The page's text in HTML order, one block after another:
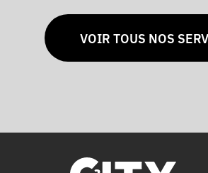
VOIR TOUS NOS